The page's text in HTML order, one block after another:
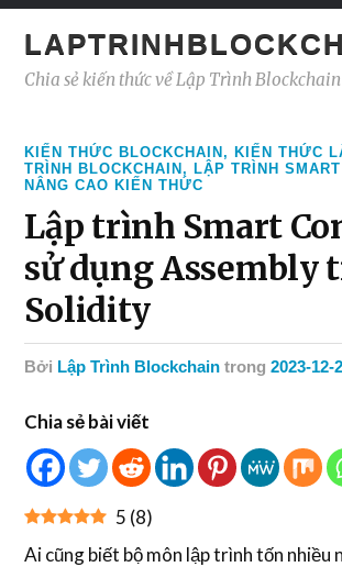
Chia sẻ kiến thức về Lập Trình Blockchain
KIẾN THỨC BLOCKCHAIN, KIẾN THỨC
TRÌNH BLOCKCHAIN, LẬP TRÌNH
NÂNG CAO KIẾN THỨC
Lập trình Smart
sử dụng Assembly
Solidity
Bởi Lập Trình Blockchain trong2023-12-
Chia sẻ bài viết
5 (8)
Ai cũng biết bộ môn lập trình tốn nhiều